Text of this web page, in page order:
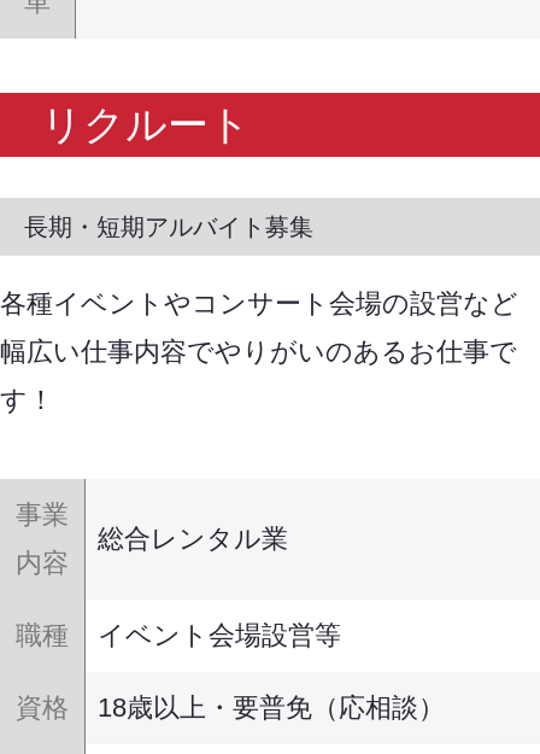
リクルート
長期・短期アルバイト募集
各種イベントやコンサート会場の設営など
幅広い仕事内容でやりがいのあるお仕事で
す！
事業
内容
総合レンタル業
職種 イベント会場設営等
資格 18歳以上・要普免（応相談）